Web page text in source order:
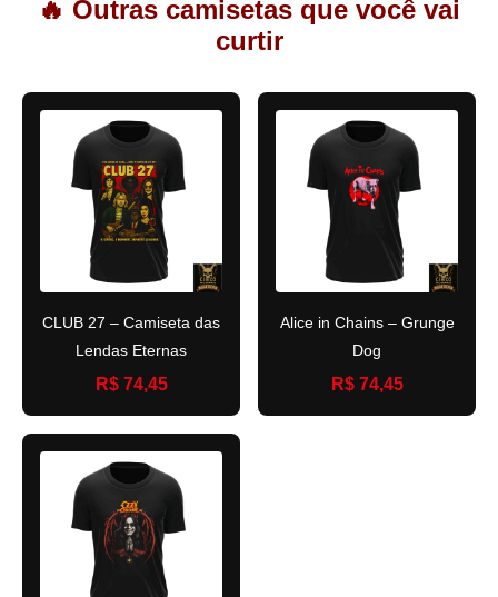
🔥 Outras camisetas que você vai
curtir
CLUB 27 – Camiseta das
Lendas Eternas
R$ 74,45
Alice in Chains – Grunge
Dog
R$ 74,45